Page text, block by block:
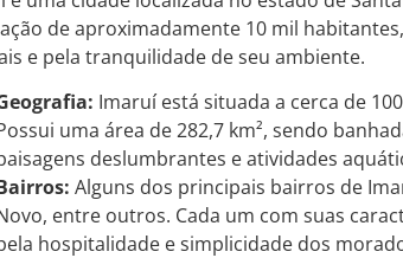
de aproximadamente 10 mil
e pela tranquilidade de seu ambiente.
Imaruí está situada a cerca de
uma área de 282,7 km², sendo
deslumbrantes e atividades
Alguns dos principais bairros de
entre outros. Cada um com suas
hospitalidade e simplicidade dos